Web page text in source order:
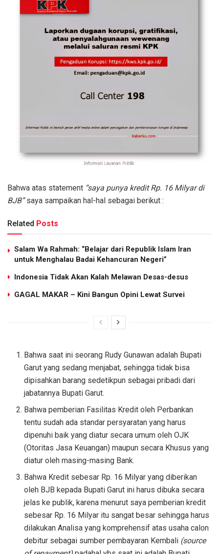
Bahwa atas statement “saya punya kredit Rp. 16 Milyar di
BJB”saya sampaikan hal-hal sebagai berikut :
Related Posts
Salam Wa Rahmah: “Belajar dari Republik Islam Iran
untuk Menghalau Badai Kehancuran Negeri”
Indonesia Tidak Akan Kalah Melawan Desas-desus
GAGAL MAKAR – Kini Bangun Opini Lewat Survei
Bahwa saat ini seorang Rudy Gunawan adalah Bupati
Garut yang sedang menjabat, sehingga tidak bisa
dipisahkan barang sedetikpun sebagai pribadi dari
jabatannya Bupati Garut.
Bahwa pemberian Fasilitas Kredit oleh Perbankan
tentu sudah ada standar persyaratan yang harus
dipenuhi baik yang diatur secara umum oleh OJK
(Otoritas Jasa Keuangan) maupun secara Khusus yang
diatur oleh masing-masing Bank.
Bahwa Kredit sebesar Rp. 16 Milyar yang diberikan
oleh BJB kepada Bupati Garut ini harus dibuka secara
jelas ke publik, karena menurut saya pemberian kredit
sebesar Rp. 16 Milyar itu sangat besar sehingga harus
dilakukan Analisa yang komprehensif atas usaha calon
debitur sebagai sumber pembayaran Kembali (source